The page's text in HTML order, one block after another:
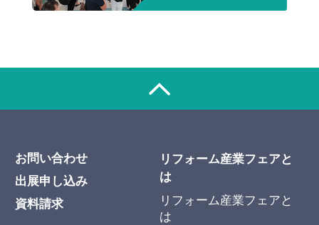
お問い合わせ
出展申し込み
資料請求
リフォーム産業フェアと
は
リフォーム産業フェアと
は